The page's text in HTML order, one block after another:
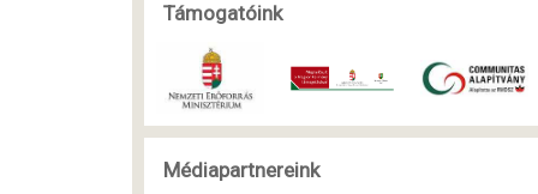
Támogatóink
Médiapartnereink